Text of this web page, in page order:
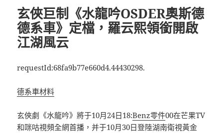
玄俠巨制《水龍吟OSDER奧斯德
德系車》定檔，羅云熙領銜開啟
江湖風云
requestId:68fa9b77e660d4.44430298.
德系車材料
玄俠劇《水龍吟》將于10月24日18:Benz零件00在芒果TV
和咪咕視頻全網首播，并于10月30日登陸湖南衛視黃金